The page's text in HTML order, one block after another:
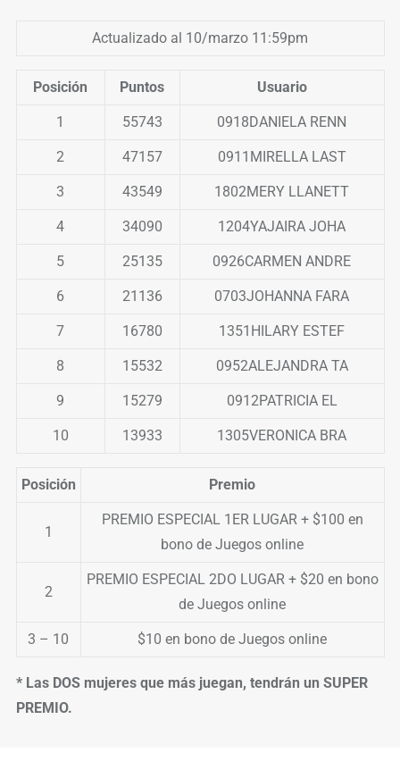
Actualizado al 10/marzo 11:59pm
Posición Puntos Usuario
1 55743 0918DANIELA RENN
2 47157 0911MIRELLA LAST
3 43549 1802MERY LLANETT
4 34090 1204YAJAIRA JOHA
5 25135 0926CARMEN ANDRE
6 21136 0703JOHANNA FARA
7 16780 1351HILARY ESTEF
8 15532 0952ALEJANDRA TA
9 15279 0912PATRICIA EL
10 13933 1305VERONICA BRA
Posición Premio
1
PREMIO ESPECIAL 1ER LUGAR + $100 en
bono de Juegos online
2
PREMIO ESPECIAL 2DO LUGAR + $20 en bono
de Juegos online
3 – 10 $10 en bono de Juegos online
* Las DOS mujeres que más juegan, tendrán un SUPER
PREMIO.